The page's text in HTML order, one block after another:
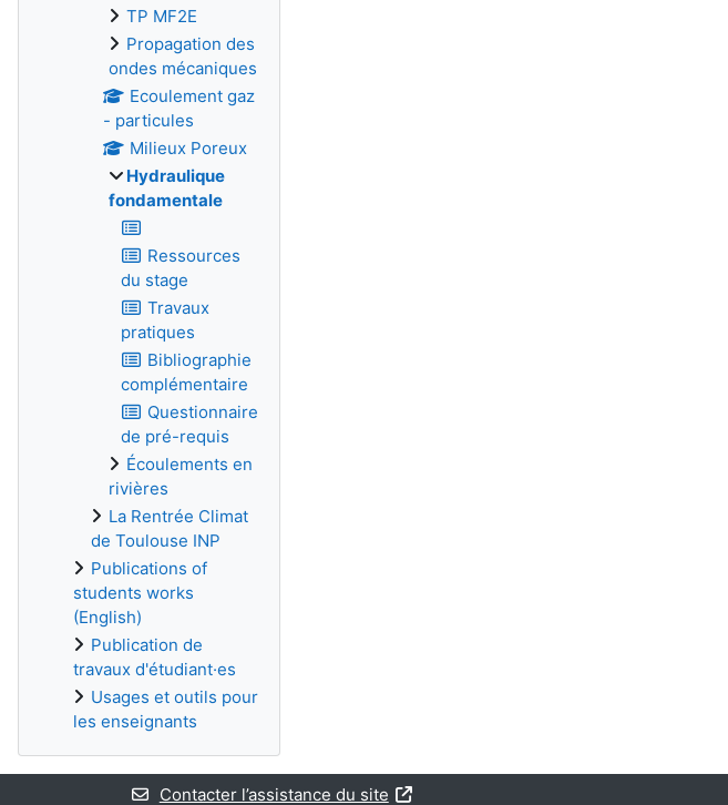
TP MF2E
Propagation des
ondes mécaniques
Ecoulement gaz
- particules
Milieux Poreux
Hydraulique
fondamentale
Ressources
du stage
Travaux
pratiques
Bibliographie
complémentaire
Questionnaire
de pré-requis
Écoulements en
rivières
La Rentrée Climat
de Toulouse INP
Publications of
students works
(English)
Publication de
travaux d'étudiant·es
Usages et outils pour
les enseignants
Contacter l’assistance du site